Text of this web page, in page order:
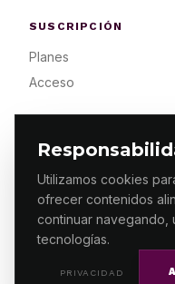
Utilizamos cookies
ofrecer contenidos
continuar navegando,
tecnologías.
PRIVACIDAD
SUSCRIPCIÓN
Planes
Acceso
© 2026 ES PRIMERA
RESERVADOS /